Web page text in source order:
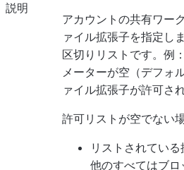
REPLACE_INVALID_CHARACTERS
ROW_TIMESTAMP
説明
アカウントの共有ワー
ァイル拡張子を指定し
区切りリストです。例：
メーターが空（デフォ
ァイル拡張子が許可され
許可リストが空でない
リストされている
他のすべてはブロ